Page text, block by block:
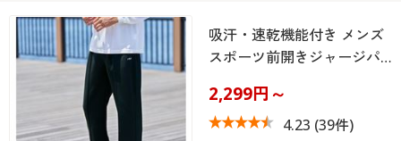
吸汗・速乾機能付き メンズ
スポーツ前開きジャージパ…
2,299円～
4.23 (39件)